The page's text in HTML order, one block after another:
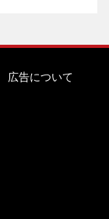
広告について